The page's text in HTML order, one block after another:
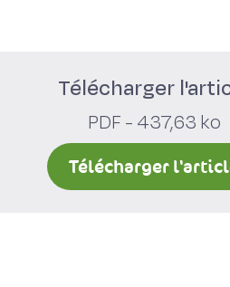
Télécharger
PDF - 437,63 ko
Télécharger